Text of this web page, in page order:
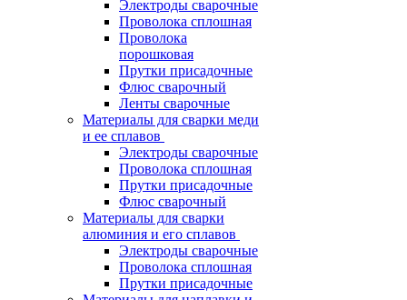
Электроды сварочные
Проволока сплошная
Проволока
порошковая
Прутки присадочные
Флюс сварочный
Ленты сварочные
Материалы для сварки меди
и ее сплавов
Электроды сварочные
Проволока сплошная
Прутки присадочные
Флюс сварочный
Материалы для сварки
алюминия и его сплавов
Электроды сварочные
Проволока сплошная
Прутки присадочные